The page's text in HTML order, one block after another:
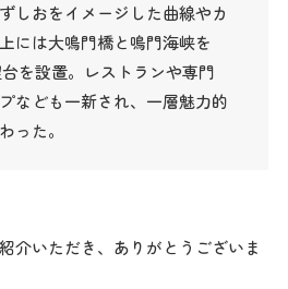
しおをイメージした曲線やカ
には大鳴門橋と鳴門海峡を
を設置。レストランや専門
なども一新され、一層魅力的
った。
介いただき、ありがとうございま